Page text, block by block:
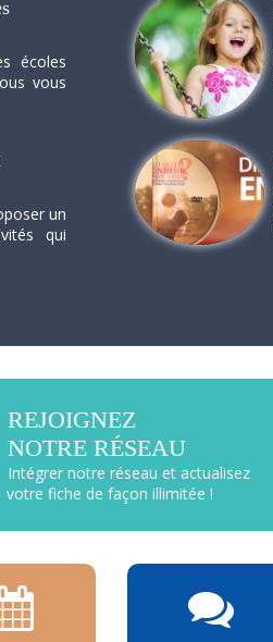
écoles
vous
un
qui
REJOIGNEZ
NOTRE RÉSEAU
Intégrer notre réseau et actualisez
votre fiche de façon illimitée !